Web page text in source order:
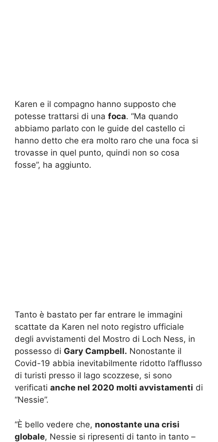
Karen e il compagno hanno supposto che
potesse trattarsi di una foca. “Ma quando
abbiamo parlato con le guide del castello ci
hanno detto che era molto raro che una foca si
trovasse in quel punto, quindi non so cosa
fosse”, ha aggiunto.
Tanto è bastato per far entrare le immagini
scattate da Karen nel noto registro ufficiale
degli avvistamenti del Mostro di Loch Ness, in
possesso di Gary Campbell. Nonostante il
Covid-19 abbia inevitabilmente ridotto l’afflusso
di turisti presso il lago scozzese, si sono
verificati anche nel 2020 molti avvistamenti di
“Nessie”.
“È bello vedere che, nonostante una crisi
globale, Nessie si ripresenti di tanto in tanto –